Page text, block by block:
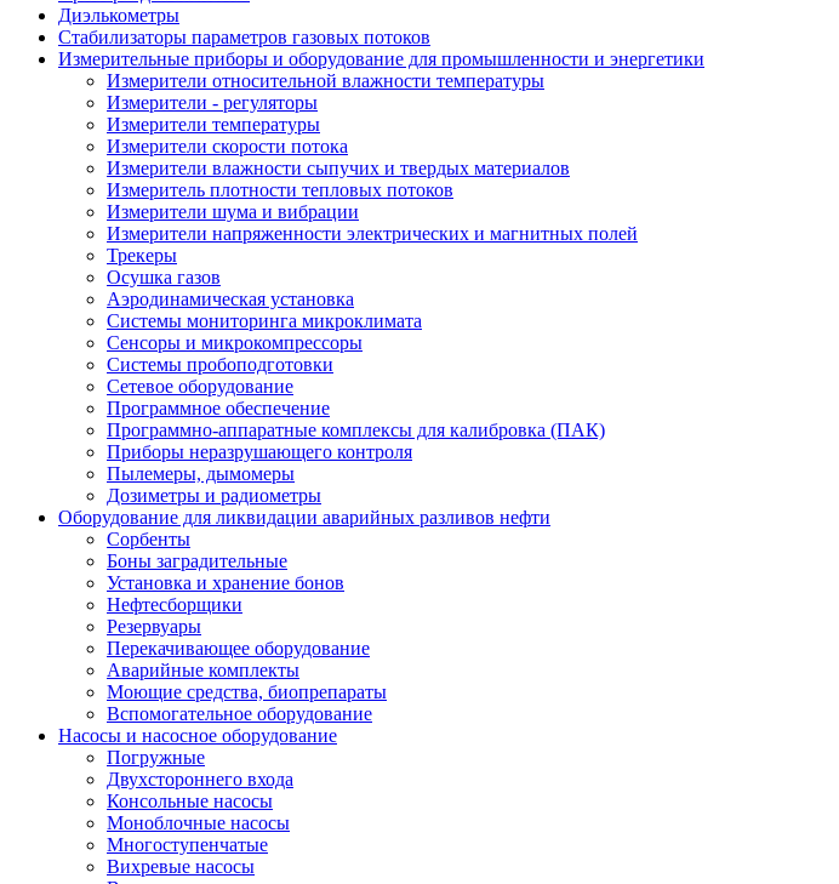
Диэлькометры
Стабилизаторы параметров газовых потоков
Измерительные приборы и оборудование для промышленности и энергетики
Измерители относительной влажности температуры
Измерители - регуляторы
Измерители температуры
Измерители скорости потока
Измерители влажности сыпучих и твердых материалов
Измеритель плотности тепловых потоков
Измерители шума и вибрации
Измерители напряженности электрических и магнитных полей
Трекеры
Осушка газов
Аэродинамическая установка
Системы мониторинга микроклимата
Сенсоры и микрокомпрессоры
Системы пробоподготовки
Сетевое оборудование
Программное обеспечение
Программно-аппаратные комплексы для калибровка (ПАК)
Приборы неразрушающего контроля
Пылемеры, дымомеры
Дозиметры и радиометры
Оборудование для ликвидации аварийных разливов нефти
Сорбенты
Боны заградительные
Установка и хранение бонов
Нефтесборщики
Резервуары
Перекачивающее оборудование
Аварийные комплекты
Моющие средства, биопрепараты
Вспомогательное оборудование
Насосы и насосное оборудование
Погружные
Двухстороннего входа
Консольные насосы
Моноблочные насосы
Многоступенчатые
Вихревые насосы